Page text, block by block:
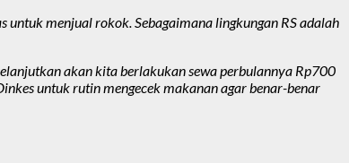
menjual rokok. Sebagaimana lingkungan RS adalah
akan kita berlakukan sewa perbulannya Rp700
untuk rutin mengecek makanan agar benar-benar